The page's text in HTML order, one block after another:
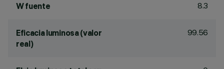
W fuente 8.3
Eficacia luminosa (valor
real)
99.56